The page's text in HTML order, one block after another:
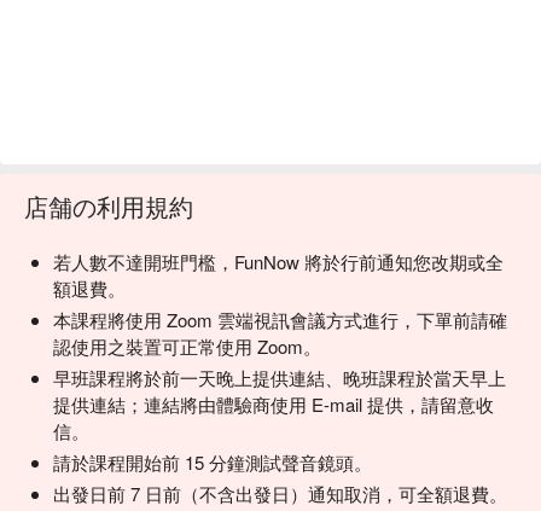
店舗の利用規約
若人數不達開班門檻，FunNow 將於行前通知您改期或全
額退費。
本課程將使用 Zoom 雲端視訊會議方式進行，下單前請確
認使用之裝置可正常使用 Zoom。
早班課程將於前一天晚上提供連結、晚班課程於當天早上
提供連結；連結將由體驗商使用 E-mail 提供，請留意收
信。
請於課程開始前 15 分鐘測試聲音鏡頭。
出發日前 7 日前（不含出發日）通知取消，可全額退費。